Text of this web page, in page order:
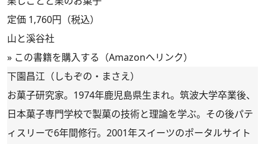
定価 1,760円（税込）
山と溪谷社
» この書籍を購入する（Amazonへリンク）
下園昌江（しもぞの・まさえ）
お菓子研究家。1974年鹿児島県生まれ。筑波大学卒業後、
日本菓子専門学校で製菓の技術と理論を学ぶ。その後パテ
ィスリーで6年間修行。2001年スイーツのポータルサイト